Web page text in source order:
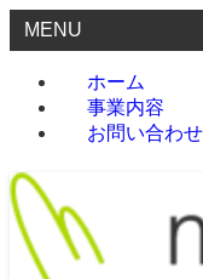
MENU
ホーム
事業内容
お問い合わせ